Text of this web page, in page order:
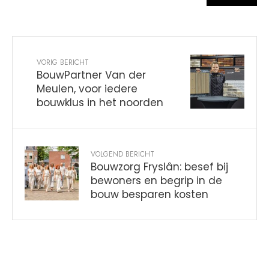
VORIG BERICHT
BouwPartner Van der
Meulen, voor iedere
bouwklus in het noorden
VOLGEND BERICHT
Bouwzorg Fryslân: besef bij
bewoners en begrip in de
bouw besparen kosten